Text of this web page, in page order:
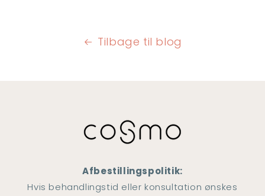
Tilbage til blog
Afbestillingspolitik:
Hvis behandlingstid eller konsultation ønskes